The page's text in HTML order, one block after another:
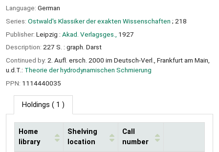
Language: German
Series: Ostwald's Klassiker der exakten Wissenschaften ; 218
Publisher: Leipzig : Akad. Verlagsges.,
1927
Description: 227 S. : graph. Darst
Continued by: 2. Aufl. ersch. 2000 im Deutsch-Verl., Frankfurt am Main,
u.d.T.: Theorie der hydrodynamischen Schmierung
PPN: 1114440035
Holdings ( 1 )
Home
library
Shelving
location
Call
number